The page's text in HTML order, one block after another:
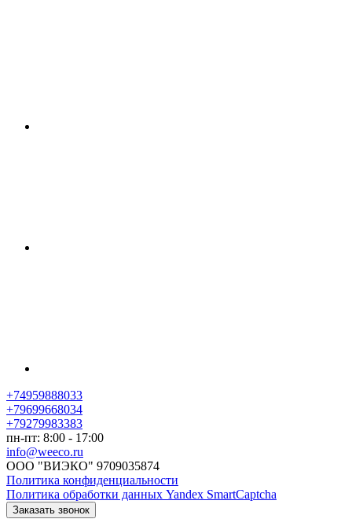
+74959888033
+79699668034
+79279983383
пн-пт: 8:00 - 17:00
info@weeco.ru
ООО "ВИЭКО" 9709035874
Политика конфиденциальности
Политика обработки данных Yandex SmartCaptcha
Заказать звонок